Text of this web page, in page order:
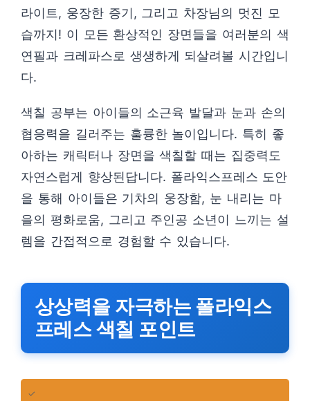
라이트, 웅장한 증기, 그리고 차장님의 멋진 모
습까지! 이 모든 환상적인 장면들을 여러분의 색
연필과 크레파스로 생생하게 되살려볼 시간입니
다.
색칠 공부는 아이들의 소근육 발달과 눈과 손의
협응력을 길러주는 훌륭한 놀이입니다. 특히 좋
아하는 캐릭터나 장면을 색칠할 때는 집중력도
자연스럽게 향상된답니다. 폴라익스프레스 도안
을 통해 아이들은 기차의 웅장함, 눈 내리는 마
을의 평화로움, 그리고 주인공 소년이 느끼는 설
렘을 간접적으로 경험할 수 있습니다.
상상력을 자극하는 폴라익스
프레스 색칠 포인트
✓